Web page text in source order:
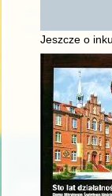
Jeszcze o